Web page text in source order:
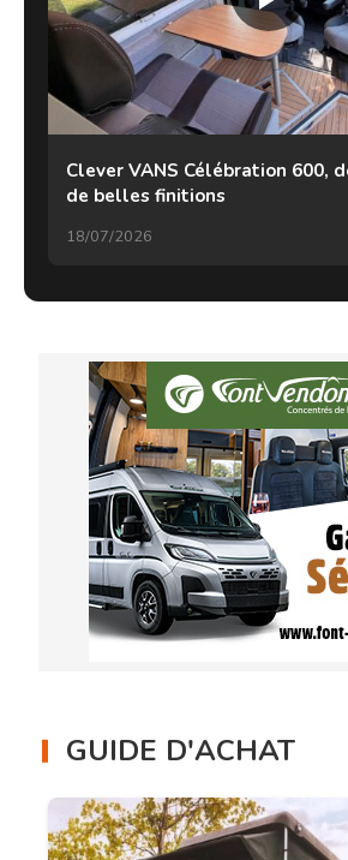
Clever VANS Célébration 600,
de belles finitions
18/07/2026
GUIDE D'ACHAT